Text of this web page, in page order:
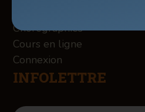
Chorégraphies
Cours en ligne
Connexion
INFOLETTRE